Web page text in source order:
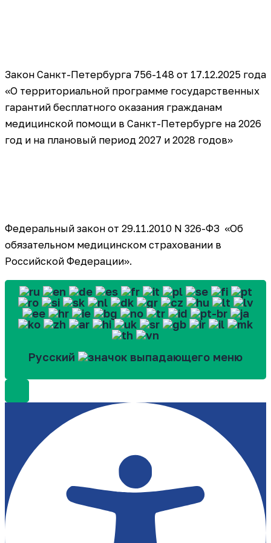
Закон Санкт-Петербурга 756-148 от 17.12.2025 года
«О территориальной программе государственных
гарантий бесплатного оказания гражданам
медицинской помощи в Санкт-Петербурге на 2026
год и на плановый период 2027 и 2028 годов»
Федеральный закон от 29.11.2010 N 326-ФЗ «Об
обязательном медицинском страховании в
Российской Федерации».
Русский